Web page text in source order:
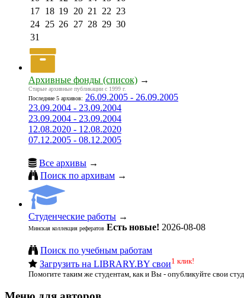
17 18 19 20 21 22 23
24 25 26 27 28 29 30
31
Архивные фонды (список) →
Старые архивные публикации с 1999 г.
Последние 5 архивов: 26.09.2005 - 26.09.2005
23.09.2004 - 23.09.2004
23.09.2004 - 23.09.2004
12.08.2020 - 12.08.2020
07.12.2005 - 08.12.2005
Все архивы →
Поиск по архивам →
Студенческие работы →
Минская коллекция рефератов Есть новые! 2026-08-08
Поиск по учебным работам
Загрузить на LIBRARY.BY свои1 клик!
Помогите таким же студентам, как и Вы - опубликуйте свои